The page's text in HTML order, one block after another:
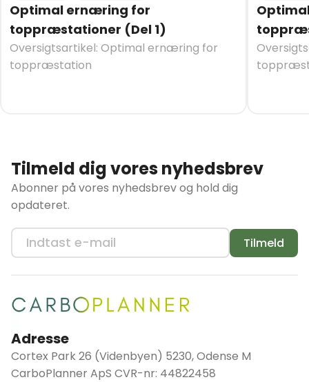
Optimal ernæring for
toppræstationer (Del 1)
Oversigtsartikel: Optimal ernæring for
toppræstation
Tilmeld dig vores nyhedsbrev
Abonner på vores nyhedsbrev og hold dig
opdateret.
Tilmeld
Adresse
Cortex Park 26 (Videnbyen) 5230, Odense M
CarboPlanner ApS CVR-nr: 44822458